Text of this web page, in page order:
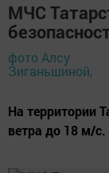
МЧС
фото Алсу
Зиганьшиной,
На территории
ветра до 18 м/с.